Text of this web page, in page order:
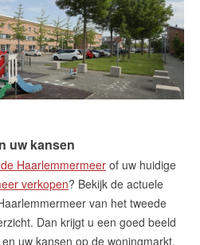
uw kansen
Haarlemmermeerof uw huidige
verkopen? Bekijk de actuele
van het tweede
Dan krijgt u een goed beeld
uw kansen op de woningmarkt.